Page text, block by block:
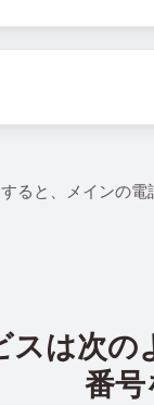
ると、メインの
は次
番号